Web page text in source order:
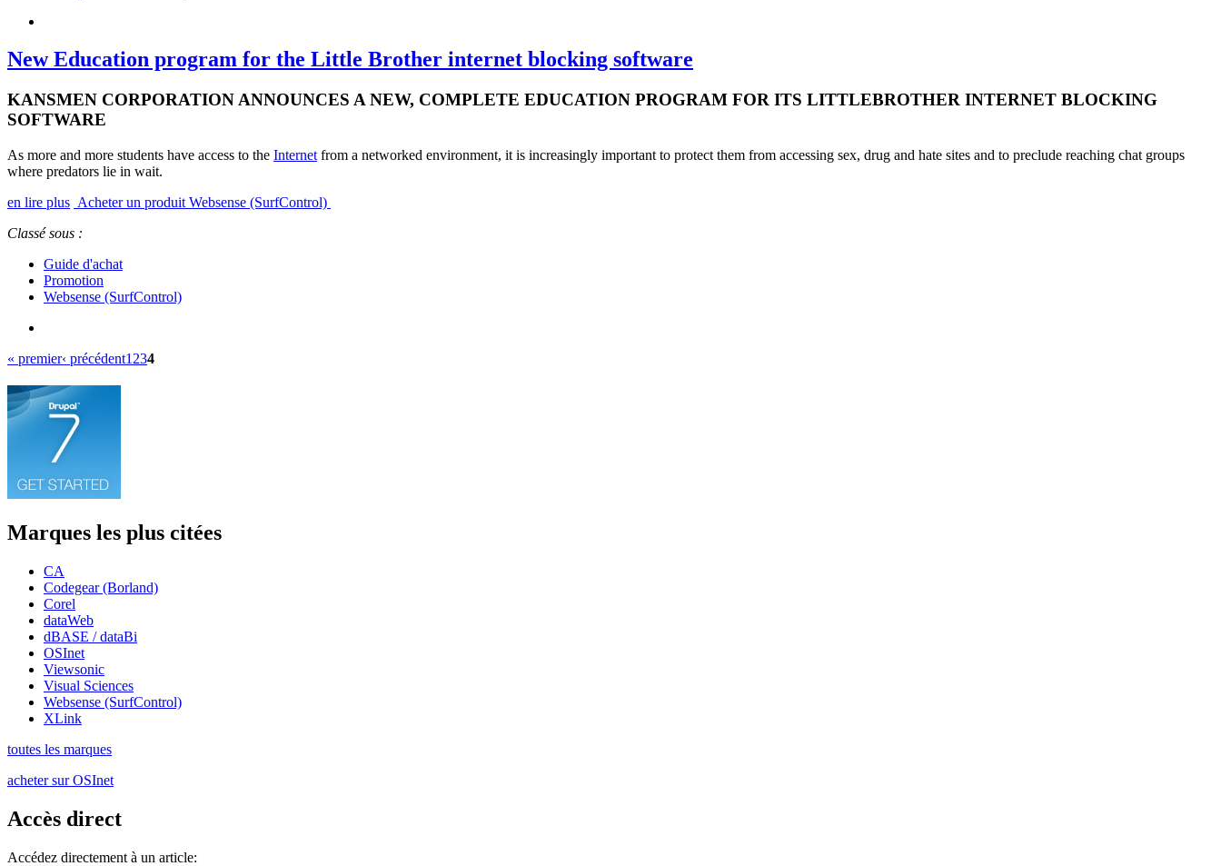
New Education program for the Little Brother internet blocking software
KANSMEN CORPORATION ANNOUNCES A NEW, COMPLETE EDUCATION PROGRAM FOR ITS LITTLEBROTHER INTERNET BLOCKING
SOFTWARE
As more and more students have access to the Internet from a networked environment, it is increasingly important to protect them from accessing sex, drug and hate sites and to preclude reaching chat groups
where predators lie in wait.
en lire plus Acheter un produit Websense (SurfControl)
Classé sous :
Guide d'achat
Promotion
Websense (SurfControl)
« premier‹ précédent1 234
Marques les plus citées
CA
Codegear (Borland)
Corel
dataWeb
dBASE / dataBi
OSInet
Viewsonic
Visual Sciences
Websense (SurfControl)
XLink
toutes les marques
acheter sur OSInet
Accès direct
Accédez directement à un article: